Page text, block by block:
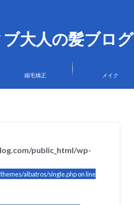
大人の髪ブログ
縮毛矯正 メイク
public_html/wp-
albatros/single.php on line